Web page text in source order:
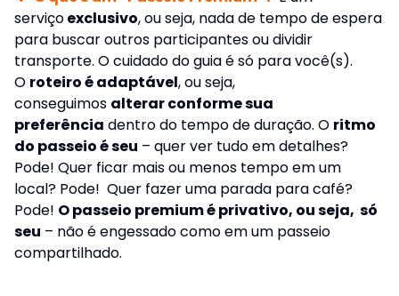
serviçoexclusivo, ou seja, nada de tempo de espera
para buscar outros participantes ou dividir
transporte. O cuidado do guia é só para você(s).
O roteiro é adaptável, ou seja,
conseguimos alterar conforme sua
preferência dentro do tempo de duração. O ritmo
do passeio é seu – quer ver tudo em detalhes?
Pode! Quer ficar mais ou menos tempo em um
local? Pode! Quer fazer uma parada para café?
Pode! O passeio premium é privativo, ou seja, só
seu – não é engessado como em um passeio
compartilhado.